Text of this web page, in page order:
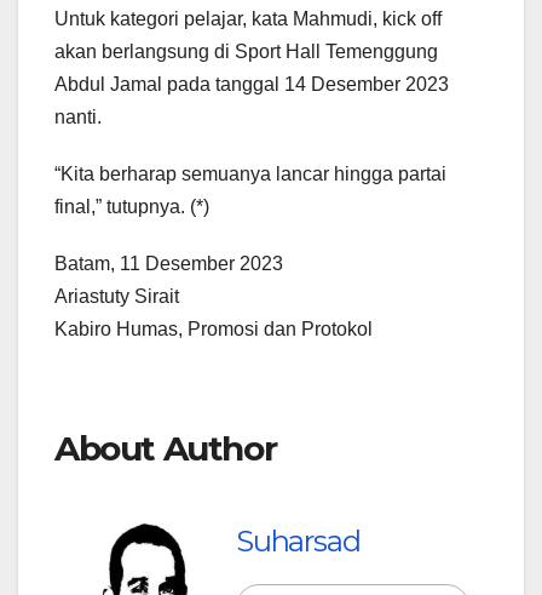
Untuk kategori pelajar, kata Mahmudi, kick off
akan berlangsung di Sport Hall Temenggung
Abdul Jamal pada tanggal 14 Desember 2023
nanti.
“Kita berharap semuanya lancar hingga partai
final,” tutupnya. (*)
Batam, 11 Desember 2023
Ariastuty Sirait
Kabiro Humas, Promosi dan Protokol
About Author
Suharsad